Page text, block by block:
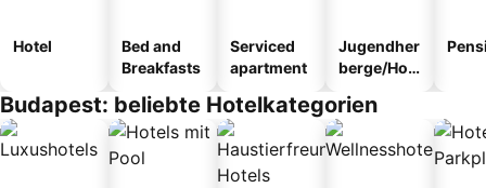
Hotel
Bed and
Breakfasts
Serviced
apartment
Jugendher
berge/Hos
Budapest: beliebte Hotelkategorien